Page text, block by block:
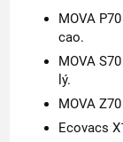
MOVA
cao.
MOVA
lý.
MOVA
Ecovacs